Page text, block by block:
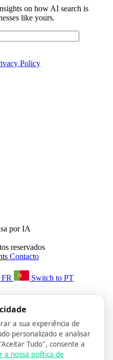
on how AI search is
like yours.
Policy
por IA
reservados
Contacto
Switch to PT
a sua experiência de
personalizado e analisar
Tudo", consente a
a nossa política de